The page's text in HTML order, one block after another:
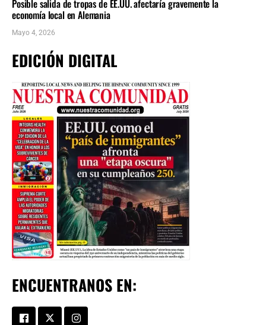
Posible salida de tropas de EE.UU. afectaría gravemente la
economía local en Alemania
Mayo 4, 2026
EDICIÓN DIGITAL
ENCUENTRANOS EN: